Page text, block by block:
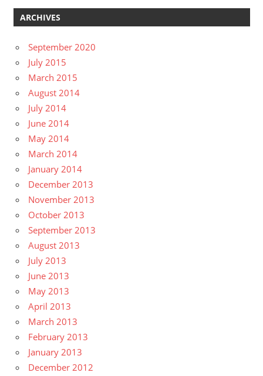
ARCHIVES
September 2020
July 2015
March 2015
August 2014
July 2014
June 2014
May 2014
March 2014
January 2014
December 2013
November 2013
October 2013
September 2013
August 2013
July 2013
June 2013
May 2013
April 2013
March 2013
February 2013
January 2013
December 2012